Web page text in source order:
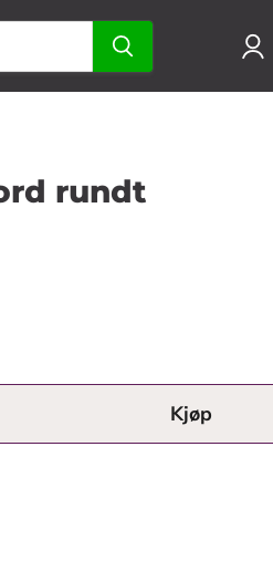
rundt
Kjøp